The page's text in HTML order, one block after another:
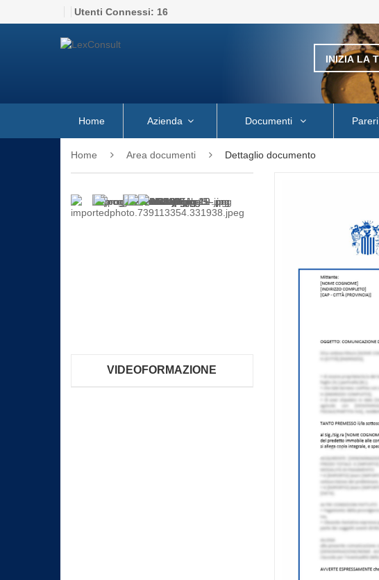
Utenti Connessi: 16
Home Azienda Documenti Pareri
Home Area documenti Dettaglio documento
VIDEOFORMAZIONE